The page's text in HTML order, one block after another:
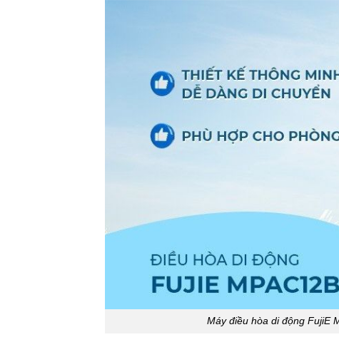
Máy điều hòa di động FujiE